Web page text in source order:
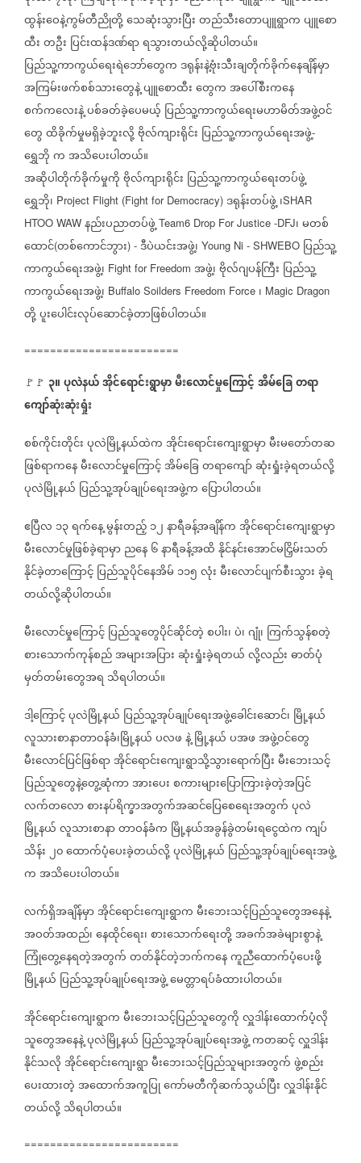
ထွန်းဝေနဲ့ကွမ်တီညိုတို့သေဆုံးသွားပြီးတည်သီးတောပျူရွာကပျူစော
ထီးတဦး ပြင်းထန်ဒဏ်ရာရသွားတယ်လို့ဆိုပါတယ်။
ပြည်သူ့ကာကွယ်ရေးရဲဘော်တွေကဒရုန်းနဲ့ဗုံးသီးချတိုက်ခိုက်နေချိန်မှာ
အကြမ်းဖက်စစ်သားတွေနဲ့ပျူစောထီးတွေကအပေါ်စီးကနေ
စက်ကလေးနဲ့ပစ်ခတ်ခဲ့ပေမယ့် ပြည်သူ့ကာကွယ်ရေးမဟာမိတ်အဖွဲ့ဝင်
တွေထိခိုက်မှုမရှိခဲ့ဘူးလို့ဗိုလ်ကျားရိုင်း ပြည်သူ့ကာကွယ်ရေးအဖွဲ့-
ရွှေဘိုကအသိပေးပါတယ်။
အဆိုပါတိုက်ခိုက်မှုကိုဗိုလ်ကျားရိုင်း ပြည်သူ့ကာကွယ်ရေးတပ်ဖွဲ့
ရွှေဘို၊ Project Flight (Fight for Democracy) ဒရုန်းတပ်ဖွဲ့၊SHAR
HTOO WAW နည်းပညာတပ်ဖွဲ့ Team6 Drop For Justice -DFJ၊မတစ်
ထောင်(တစ်ကောင်ဘွား) - ဒီပဲယင်းအဖွဲ့၊ Young Ni - SHWEBO ပြည်သူ့
ကာကွယ်ရေးအဖွဲ့၊ Fight for Freedom အဖွဲ့၊ဗိုလ်ဂျပန်ကြီး ပြည်သူ့
ကာကွယ်ရေးအဖွဲ့၊ Buffalo Soilders Freedom Force ၊ Magic Dragon
တို့ပူးပေါင်းလုပ်ဆောင်ခဲ့တာဖြစ်ပါတယ်။
========================
🚩🚩 ၃။ပုလဲနယ်အိုင်ရောင်းရွာမှာမီးလောင်မှုကြောင့်အိမ်ခြေတရာ
ကျော်ဆုံးဆုံးရှုံး
စစ်ကိုင်းတိုင်းပုလဲမြို့နယ်ထဲကအိုင်းရောင်းကျေးရွာမှာမီးမတော်တဆ
ဖြစ်ရာကနေမီးလောင်မှုကြောင့်အိမ်ခြေတရာကျော်ဆုံးရှုံးခဲ့ရတယ်လို့
ပုလဲမြို့နယ် ပြည်သူ့အုပ်ချုပ်ရေးအဖွဲ့ကပြောပါတယ်။
ဧပြီလ ၁၃ရက်နေ့မွန်းတည့်၁၂နာရီခန့်အချိန်ကအိုင်ရောင်းကျေးရွာမှာ
မီးလောင်မှုဖြစ်ခဲ့ရာမှာညနေ၆နာရီခန့်အထိနိုင်နင်းအောင်မငြှိမ်းသတ်
နိုင်ခဲ့တာကြောင့်ပြည်သူပိုင်နေအိမ် ၁၁၅လုံးမီးလောင်ပျက်စီးသွားခဲ့ရ
တယ်လို့ဆိုပါတယ်။
မီးလောင်မှုကြောင့်ပြည်သူတွေပိုင်ဆိုင်တဲ့စပါး၊ပဲ၊ဂျုံ၊ ကြက်သွန်စတဲ့
စားသောက်ကုန်စည်အများအပြားဆုံးရှုံးခဲ့ရတယ်လို့လည်းဓာတ်ပုံ
မှတ်တမ်းတွေအရ သိရပါတယ်။
ဒါ့ကြောင့်ပုလဲမြို့နယ် ပြည်သူ့အုပ်ချုပ်ရေးအဖွဲ့ခေါင်းဆောင်၊ မြို့နယ်
လူသားစာနာတာဝန်ခံ၊မြို့နယ်ပလဖနဲ့မြို့နယ်ပအဖအဖွဲ့ဝင်တွေ
မီးလောင်ပြင်ဖြစ်ရာအိုင်ရောင်းကျေးရွာသို့သွားရောက်ပြီးမီးဘေးသင့်
ပြည်သူတွေနဲ့တွေ့ဆုံကာအားပေးစကားများပြောကြားခဲ့တဲ့အပြင်
လက်တလောစားနပ်ရိက္ခာအတွက်အဆင်ပြေစေရေးအတွက်ပုလဲ
မြို့နယ်လူသားစာနာတာဝန်ခံက မြို့နယ်အခွန်ခွဲတမ်းရငွေထဲကကျပ်
သိန်း၂၀ထောက်ပံ့ပေးခဲ့တယ်လို့ပုလဲမြို့နယ် ပြည်သူ့အုပ်ချုပ်ရေးအဖွဲ့
ကအသိပေးပါတယ်။
လက်ရှိအချိန်မှာအိုင်ရောင်းကျေးရွာကမီးဘေးသင့်ပြည်သူတွေအနေနဲ့
အဝတ်အထည်၊နေထိုင်ရေး၊စားသောက်ရေးတို့အခက်အခဲများစွာနဲ့
ကြုံတွေ့နေရတဲ့အတွက်တတ်နိုင်တဲ့ဘက်ကနေကူညီထောက်ပံ့ပေးဖို့
မြို့နယ် ပြည်သူ့အုပ်ချုပ်ရေးအဖွဲ့မေတ္တာရပ်ခံထားပါတယ်။
အိုင်ရောင်းကျေးရွာကမီးဘေးသင့်ပြည်သူတွေကိုလှူဒါန်းထောက်ပံ့လို
သူတွေအနေနဲ့ပုလဲမြို့နယ် ပြည်သူ့အုပ်ချုပ်ရေးအဖွဲ့ကတဆင့်လှူဒါန်း
နိုင်သလိုအိုင်ရောင်းကျေးရွာမီးဘေးသင့်ပြည်သူများအတွက်ဖွဲ့စည်း
ပေးထားတဲ့အထောက်အကူပြုကော်မတီကိုဆက်သွယ်ပြီးလှူဒါန်းနိုင်
တယ်လို့သိရပါတယ်။
========================